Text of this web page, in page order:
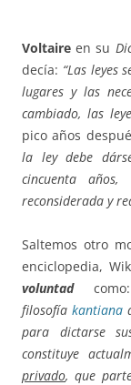
Voltaire en su
decía: “Las leyes
lugares y las
cambiado, las
pico años
la ley debe
cincuenta
reconsiderada y
Saltemos otro
enciclopedia,
voluntadcomo:
filosofíakantiana
para dictarse
constituye
privado, que